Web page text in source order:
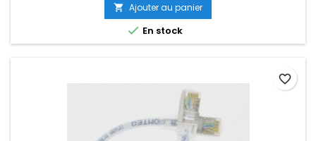
 Ajouter au panier
 En stock
favorite_border